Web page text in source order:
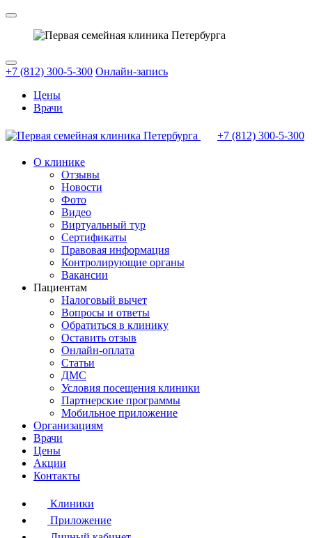
+7 (812) 300-5-300 Онлайн-запись
Цены
Врачи
+7 (812) 300-5-300
О клинике
Отзывы
Новости
Фото
Видео
Виртуальный тур
Сертификаты
Правовая информация
Контролирующие органы
Вакансии
Пациентам
Налоговый вычет
Вопросы и ответы
Обратиться в клинику
Оставить отзыв
Онлайн-оплата
Статьи
ДМС
Условия посещения клиники
Партнерские программы
Мобильное приложение
Организациям
Врачи
Цены
Акции
Контакты
Клиники
Приложение